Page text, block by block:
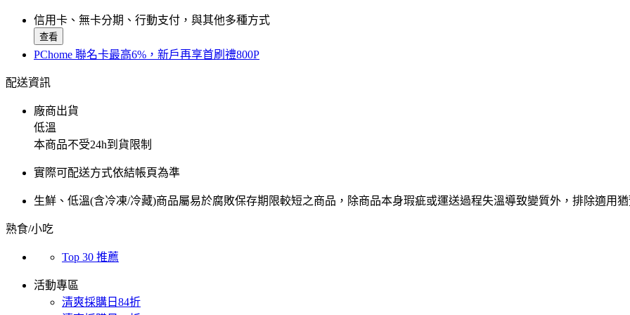
信用卡、無卡分期、行動支付，與其他多種方式
查看
PChome 聯名卡最高6%，新戶再享首刷禮800P
配送資訊
廠商出貨
低溫
本商品不受24h到貨限制
實際可配送方式依結帳頁為準
生鮮、低溫(含冷凍/冷藏)商品屬易於腐敗保存期限較短之商品，除商品本身瑕疵或運送過程失溫導致變質外，排除適用
熟食/小吃
Top 30 推薦
活動專區
清爽採購日84折